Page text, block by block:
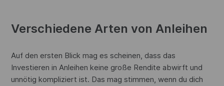
Verschiedene Arten von Anleihen
Auf den ersten Blick mag es scheinen, dass das
Investieren in Anleihen keine große Rendite abwirft und
unnötig kompliziert ist. Das mag stimmen, wenn du dich